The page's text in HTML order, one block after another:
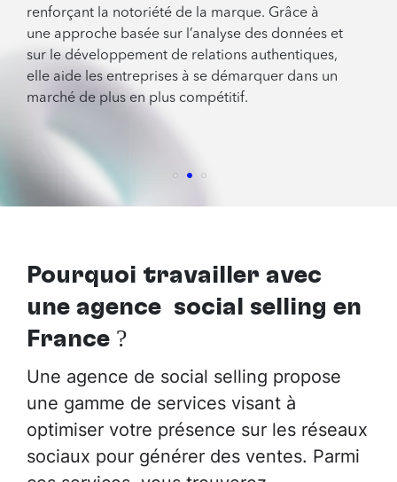
renforçant la notoriété de la marque. Grâce à
une approche basée sur l’analyse des données et
sur le développement de relations authentiques,
elle aide les entreprises à se démarquer dans un
marché de plus en plus compétitif.
Pourquoi travailler avec
une agence social selling en
France ?
Une agence de social selling propose
une gamme de services visant à
optimiser votre présence sur les réseaux
sociaux pour générer des ventes. Parmi